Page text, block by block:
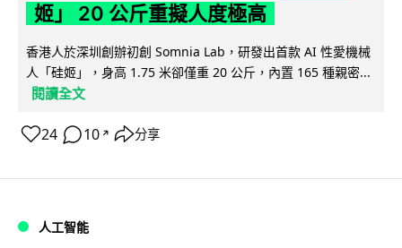
姬」 20 公斤重擬人度極高
香港人於深圳創辦初創 Somnia Lab，研發出首款 AI 性愛機械
人「硅姬」，身高 1.75 米卻僅重 20 公斤，內置 165 種親密...
閱讀全文
24 10 ↗ 分享
人工智能